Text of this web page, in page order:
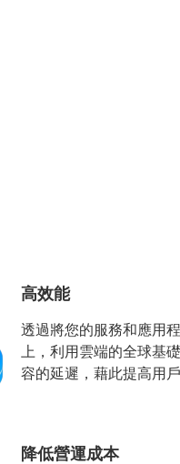
高效能
透過將您的服務和應用
上，利用雲端的全球基
容的延遲，藉此提高用戶
降低營運成本